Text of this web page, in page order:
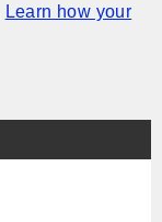
Learn how your